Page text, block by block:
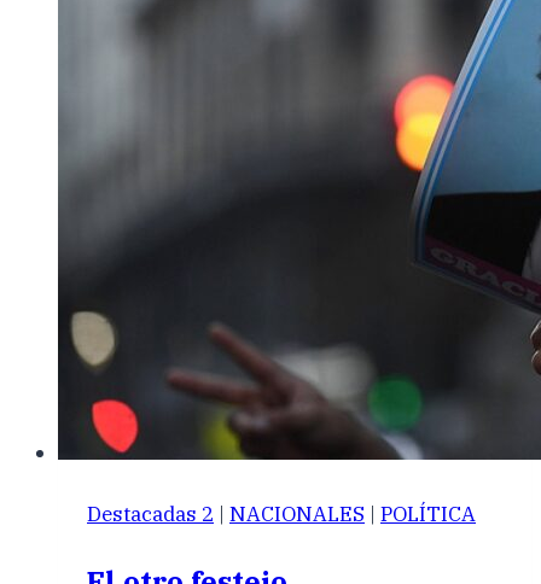
Destacadas 2 | NACIONALES | POLÍTICA